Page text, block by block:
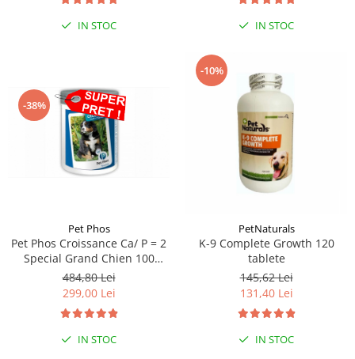
IN STOC IN STOC
-38%
Pet Phos
Pet Phos Croissance Ca/ P = 2
Special Grand Chien 100
tablete
484,80 Lei
299,00 Lei
IN STOC
-10%
PetNaturals
K-9 Complete Growth 120
tablete
145,62 Lei
131,40 Lei
IN STOC